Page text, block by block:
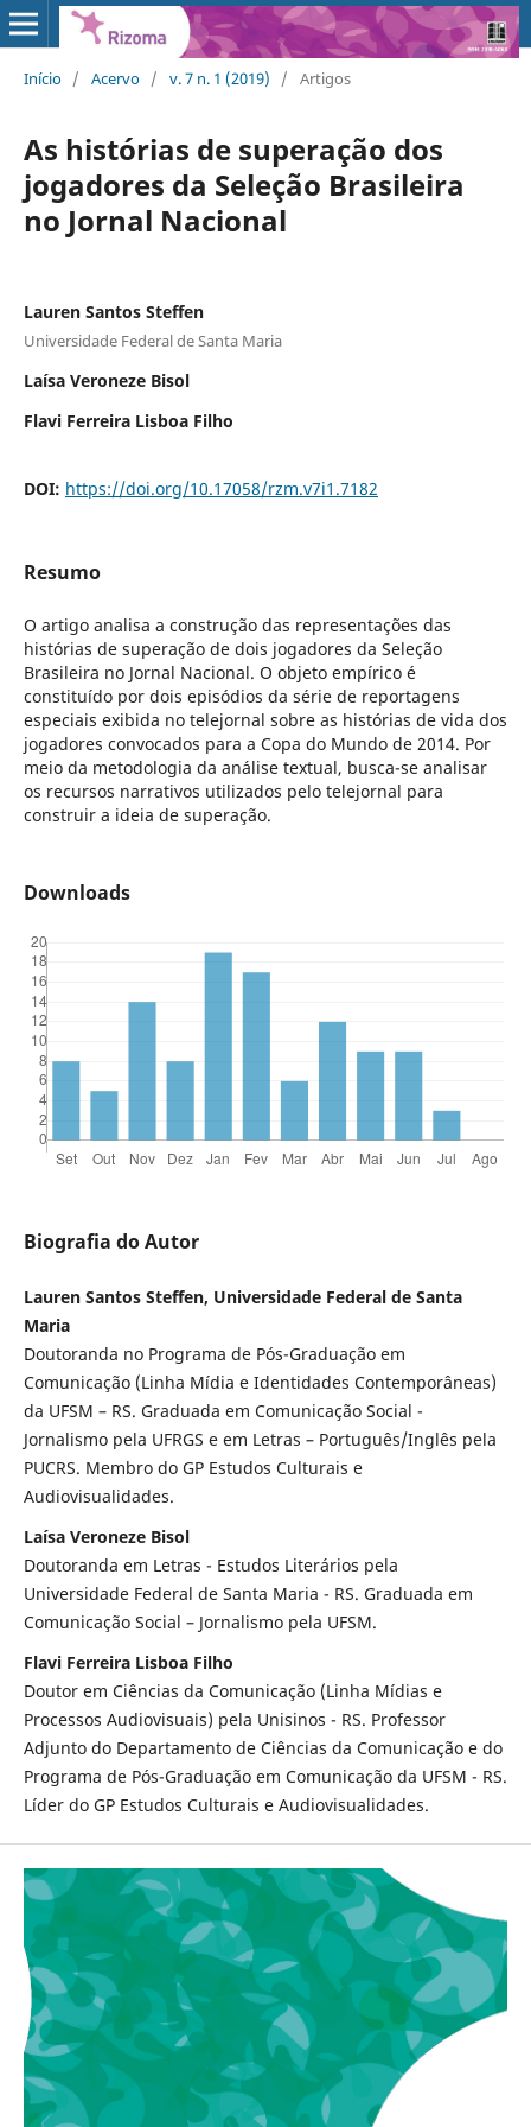
Início / Acervo / v. 7 n. 1 (2019) / Artigos
As histórias de superação dos
jogadores da Seleção Brasileira
no Jornal Nacional
Lauren Santos Steffen
Universidade Federal de Santa Maria
Laísa Veroneze Bisol
Flavi Ferreira Lisboa Filho
DOI: https://doi.org/10.17058/rzm.v7i1.7182
Resumo
O artigo analisa a construção das representações das
histórias de superação de dois jogadores da Seleção
Brasileira no Jornal Nacional. O objeto empírico é
constituído por dois episódios da série de reportagens
especiais exibida no telejornal sobre as histórias de vida dos
jogadores convocados para a Copa do Mundo de 2014. Por
meio da metodologia da análise textual, busca-se analisar
os recursos narrativos utilizados pelo telejornal para
construir a ideia de superação.
Downloads
Biografia do Autor
Lauren Santos Steffen, Universidade Federal de Santa
Maria
Doutoranda no Programa de Pós-Graduação em
Comunicação (Linha Mídia e Identidades Contemporâneas)
da UFSM – RS. Graduada em Comunicação Social -
Jornalismo pela UFRGS e em Letras – Português/Inglês pela
PUCRS. Membro do GP Estudos Culturais e
Audiovisualidades.
Laísa Veroneze Bisol
Doutoranda em Letras - Estudos Literários pela
Universidade Federal de Santa Maria - RS. Graduada em
Comunicação Social – Jornalismo pela UFSM.
Flavi Ferreira Lisboa Filho
Doutor em Ciências da Comunicação (Linha Mídias e
Processos Audiovisuais) pela Unisinos - RS. Professor
Adjunto do Departamento de Ciências da Comunicação e do
Programa de Pós-Graduação em Comunicação da UFSM - RS.
Líder do GP Estudos Culturais e Audiovisualidades.